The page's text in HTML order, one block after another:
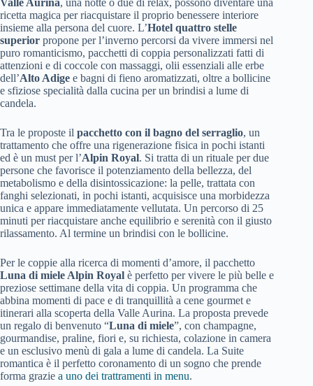
Valle Aurina, una notte o due di relax, possono diventare una
ricetta magica per riacquistare il proprio benessere interiore
insieme alla persona del cuore. L’Hotel quattro stelle
superior propone per l’inverno percorsi da vivere immersi nel
puro romanticismo, pacchetti di coppia personalizzati fatti di
attenzioni e di coccole con massaggi, olii essenziali alle erbe
dell’Alto Adige e bagni di fieno aromatizzati, oltre a bollicine
e sfiziose specialità dalla cucina per un brindisi a lume di
candela.
Tra le proposte il pacchetto con il bagno del serraglio, un
trattamento che offre una rigenerazione fisica in pochi istanti
ed è un must per l’Alpin Royal. Si tratta di un rituale per due
persone che favorisce il potenziamento della bellezza, del
metabolismo e della disintossicazione: la pelle, trattata con
fanghi selezionati, in pochi istanti, acquisisce una morbidezza
unica e appare immediatamente vellutata. Un percorso di 25
minuti per riacquistare anche equilibrio e serenità con il giusto
rilassamento. Al termine un brindisi con le bollicine.
Per le coppie alla ricerca di momenti d’amore, il pacchetto
Luna di miele Alpin Royal è perfetto per vivere le più belle e
preziose settimane della vita di coppia. Un programma che
abbina momenti di pace e di tranquillità a cene gourmet e
itinerari alla scoperta della Valle Aurina. La proposta prevede
un regalo di benvenuto “Luna di miele”, con champagne,
gourmandise, praline, fiori e, su richiesta, colazione in camera
e un esclusivo menù di gala a lume di candela. La Suite
romantica è il perfetto coronamento di un sogno che prende
forma grazie a uno dei trattramenti in menu.